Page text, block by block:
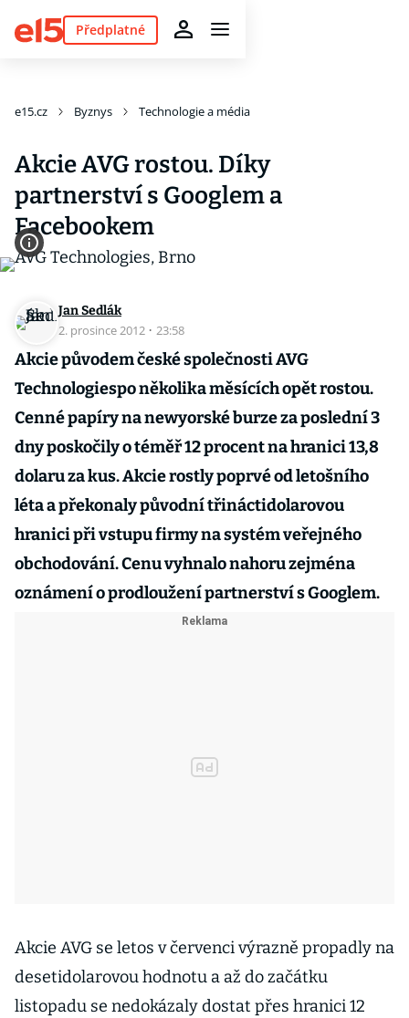
Předplatné
e15.cz Byznys Technologie a média
Akcie AVG rostou. Díky
partnerství s Googlem a
Facebookem
Jan Sedlák
2. prosince 2012 · 23:58
Akcie původem české společnosti AVG
Technologiespo několika měsících opět rostou.
Cenné papíry na newyorské burze za poslední 3
dny poskočily o téměř 12 procent na hranici 13,8
dolaru za kus. Akcie rostly poprvé od letošního
léta a překonaly původní třináctidolarovou
hranici při vstupu firmy na systém veřejného
obchodování. Cenu vyhnalo nahoru zejména
oznámení o prodloužení partnerství s Googlem.
Akcie AVG se letos v červenci výrazně propadly na
desetidolarovou hodnotu a až do začátku
listopadu se nedokázaly dostat přes hranici 12